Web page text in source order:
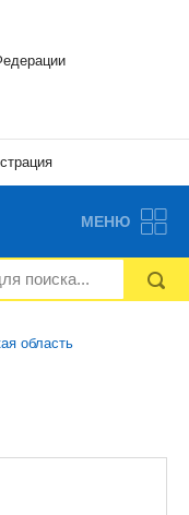
МЕНЮ
область